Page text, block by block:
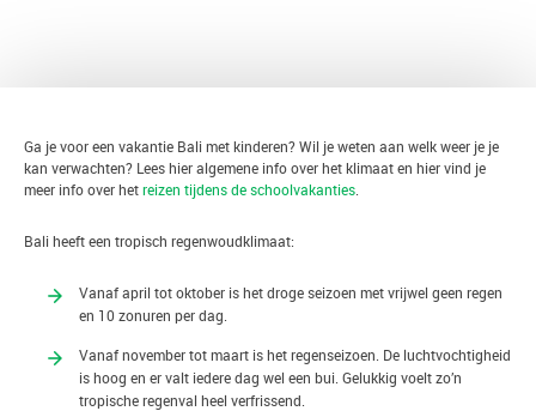
Ga je voor een vakantie Bali met kinderen? Wil je weten aan welk weer je je
kan verwachten? Lees hier algemene info over het klimaat en hier vind je
meer info over hetreizen tijdens de schoolvakanties
Bali heeft een tropisch regenwoudklimaat:
Vanaf april tot oktober is het droge seizoen met vrijwel geen regen
en 10 zonuren per dag.
Vanaf november tot maart is het regenseizoen. De luchtvochtigheid
is hoog en er valt iedere dag wel een bui. Gelukkig voelt zo’n
tropische regenval heel verfrissend.